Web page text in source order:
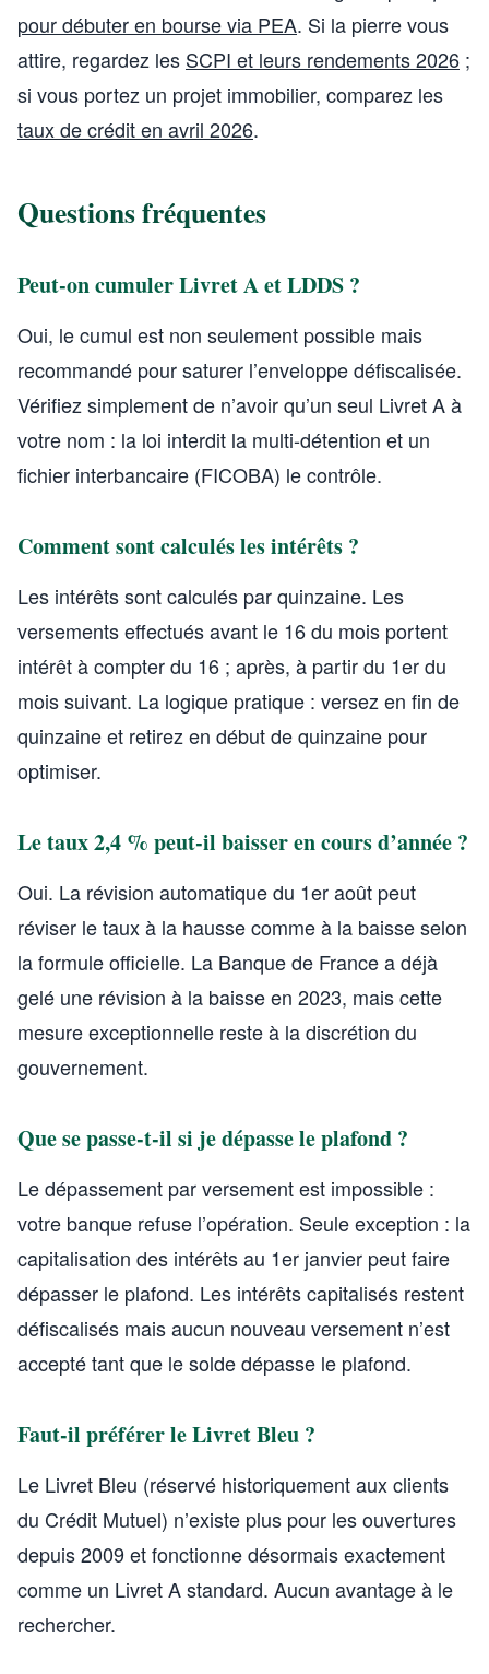
pour débuter en bourse via PEA. Si la pierre vous
attire, regardez les SCPI et leurs rendements 2026 ;
si vous portez un projet immobilier, comparez les
taux de crédit en avril 2026.
Questions fréquentes
Peut-on cumuler Livret A et LDDS ?
Oui, le cumul est non seulement possible mais
recommandé pour saturer l’enveloppe défiscalisée.
Vérifiez simplement de n’avoir qu’un seul Livret A à
votre nom : la loi interdit la multi-détention et un
fichier interbancaire (FICOBA) le contrôle.
Comment sont calculés les intérêts ?
Les intérêts sont calculés par quinzaine. Les
versements effectués avant le 16 du mois portent
intérêt à compter du 16 ; après, à partir du 1er du
mois suivant. La logique pratique : versez en fin de
quinzaine et retirez en début de quinzaine pour
optimiser.
Le taux 2,4 % peut-il baisser en cours d’année ?
Oui. La révision automatique du 1er août peut
réviser le taux à la hausse comme à la baisse selon
la formule officielle. La Banque de France a déjà
gelé une révision à la baisse en 2023, mais cette
mesure exceptionnelle reste à la discrétion du
gouvernement.
Que se passe-t-il si je dépasse le plafond ?
Le dépassement par versement est impossible :
votre banque refuse l’opération. Seule exception : la
capitalisation des intérêts au 1er janvier peut faire
dépasser le plafond. Les intérêts capitalisés restent
défiscalisés mais aucun nouveau versement n’est
accepté tant que le solde dépasse le plafond.
Faut-il préférer le Livret Bleu ?
Le Livret Bleu (réservé historiquement aux clients
du Crédit Mutuel) n’existe plus pour les ouvertures
depuis 2009 et fonctionne désormais exactement
comme un Livret A standard. Aucun avantage à le
rechercher.